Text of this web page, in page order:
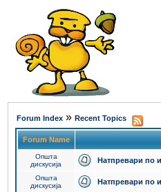
Forum Index » Recent Topics
Forum Name
Општа
дискусија
Натпревари по
Општа
дискусија
Натпревари по